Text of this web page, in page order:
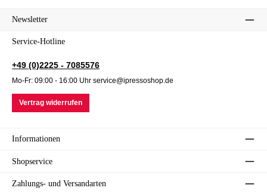
Newsletter
Service-Hotline
+49 (0)2225 - 7085576
Mo-Fr: 09:00 - 16:00 Uhr service@ipressoshop.de
Vertrag widerrufen
Informationen
Shopservice
Zahlungs- und Versandarten